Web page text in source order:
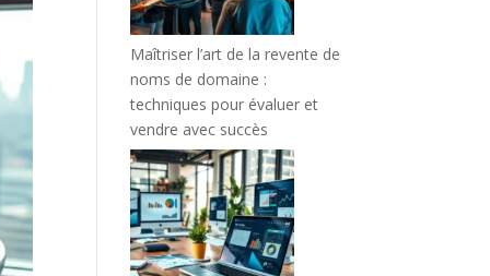
Maîtriser l’art de la revente de
noms de domaine :
techniques pour évaluer et
vendre avec succès